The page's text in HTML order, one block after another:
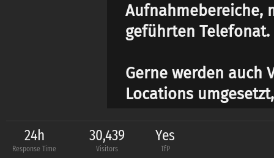
Aufnahmebereiche,
geführten Telefonat.
Gerne werden auch
Locations
Alle Shootings von
24h
Response Time
30,439
Visitors
Yes
TfP